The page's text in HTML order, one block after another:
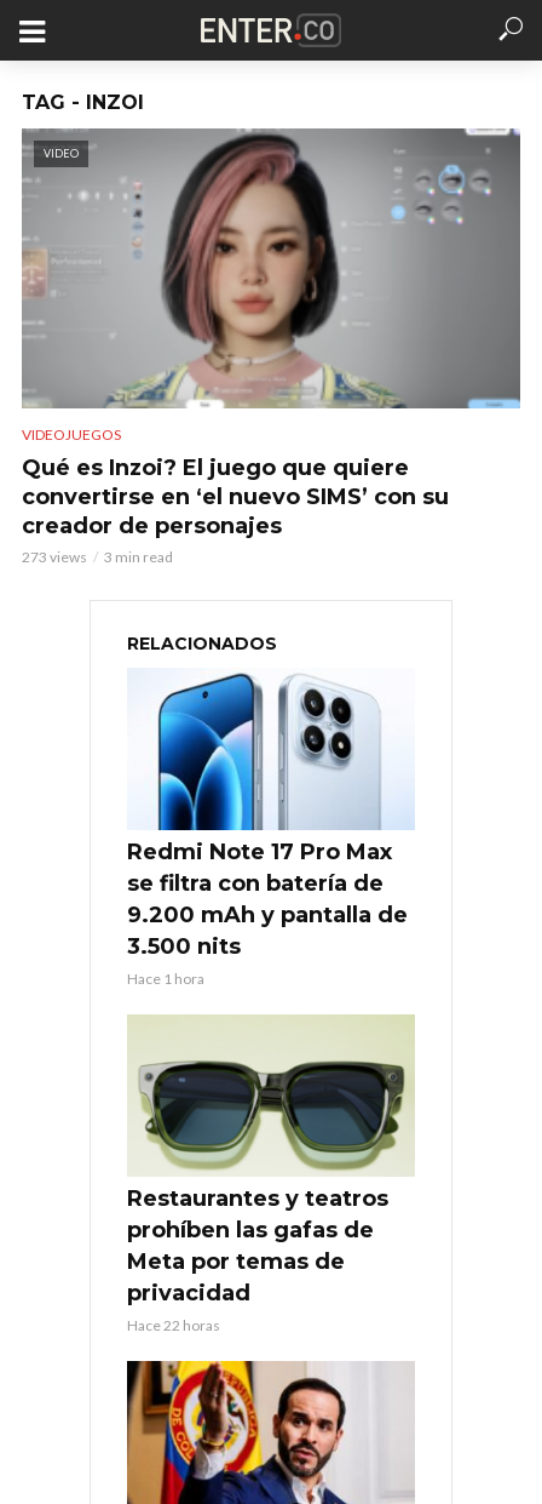
TAG - INZOI
VIDEO
VIDEOJUEGOS
Qué es Inzoi? El juego que quiere
convertirse en ‘el nuevo SIMS’ con su
creador de personajes
273 views 3 min read
RELACIONADOS
Redmi Note 17 Pro Max
se filtra con batería de
9.200 mAh y pantalla de
3.500 nits
Hace 1 hora
Restaurantes y teatros
prohíben las gafas de
Meta por temas de
privacidad
Hace 22 horas